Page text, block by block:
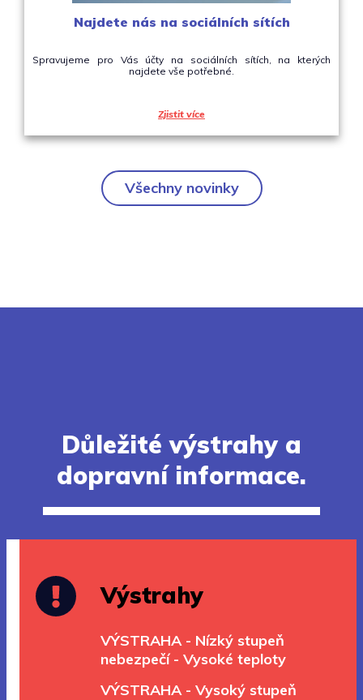
Najdete nás na sociálních sítích
Spravujeme pro Vás účty na sociálních sítích, na kterých
najdete vše potřebné.
Zjistit více
Všechny novinky
Důležité výstrahy a
dopravní informace.
Výstrahy
VÝSTRAHA - Nízký stupeň
nebezpečí - Vysoké teploty
VÝSTRAHA - Vysoký stupeň